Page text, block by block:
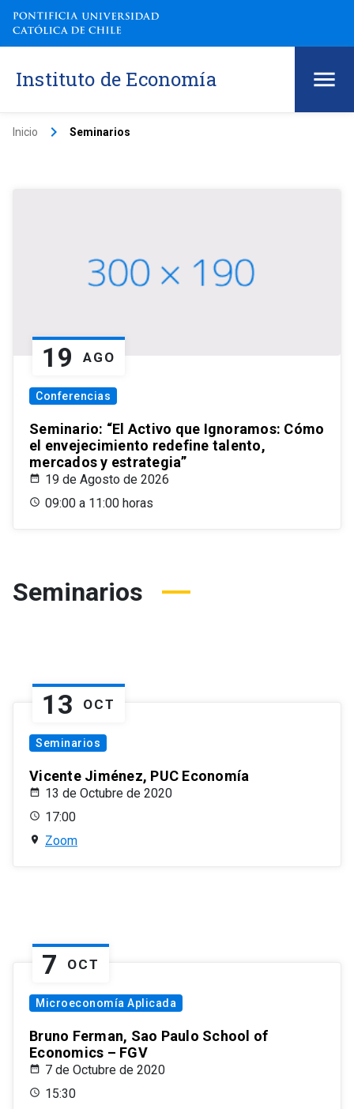
Instituto de Economía
Inicio keyboard_arrow_right Seminarios
19 AGO
Conferencias
Seminario: “El Activo que Ignoramos: Cómo
el envejecimiento redefine talento,
mercados y estrategia”
19 de Agosto de 2026
09:00 a 11:00 horas
Seminarios
13 OCT
Seminarios
Vicente Jiménez, PUC Economía
13 de Octubre de 2020
17:00
Zoom
7 OCT
Microeconomía Aplicada
Bruno Ferman, Sao Paulo School of
Economics – FGV
7 de Octubre de 2020
15:30